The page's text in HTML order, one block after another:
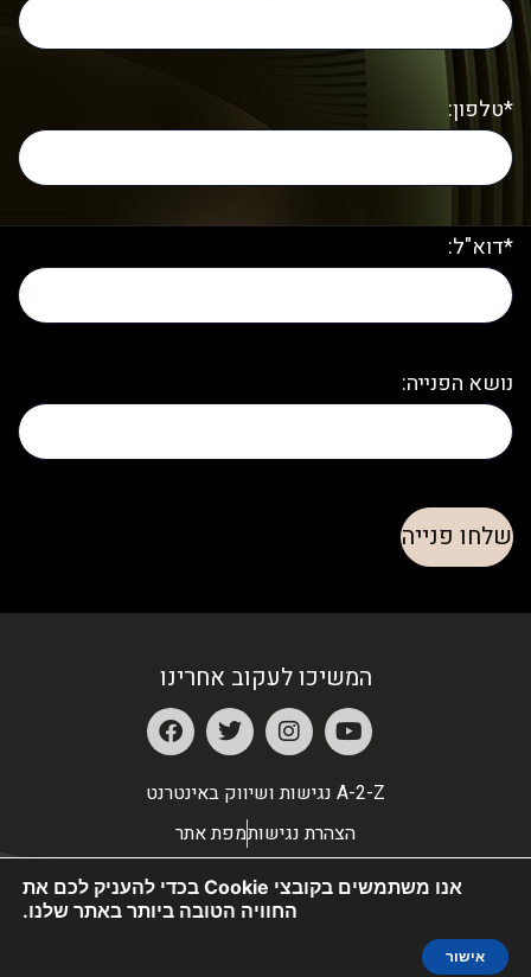
*טלפון:
*דוא"ל:
נושא הפנייה:
המשיכו לעקוב אחרינו
A-2-Z נגישות ושיווק באינטרנט
הצהרת נגישותמפת אתר
אנו משתמשים בקובצי Cookie בכדי להעניק לכם את
החוויה הטובה ביותר באתר שלנו.
אישור